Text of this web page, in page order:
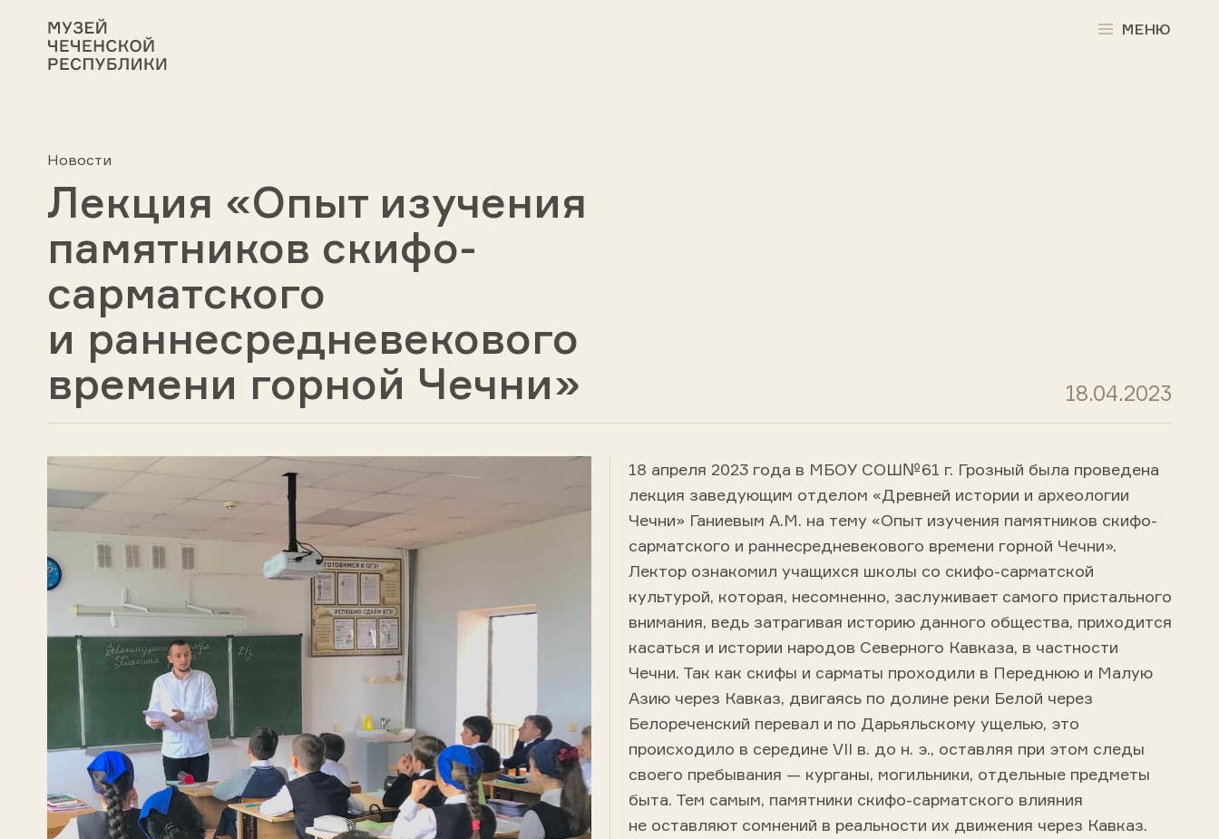
МЕНЮ
Новости
Лекция «Опыт изучения
памятников скифо-
сарматского
и раннесредневекового
времени горной Чечни»
18.04.2023
18 апреля 2023 года в МБОУ СОШ№61 г. Грозный была проведена
лекция заведующим отделом «Древней истории и археологии
Чечни» Ганиевым А.М. на тему «Опыт изучения памятников скифо-
сарматского и раннесредневекового времени горной Чечни».
Лектор ознакомил учащихся школы со скифо-сарматской
культурой, которая, несомненно, заслуживает самого пристального
внимания, ведь затрагивая историю данного общества, приходится
касаться и истории народов Северного Кавказа, в частности
Чечни. Так как скифы и сарматы проходили в Переднюю и Малую
Азию через Кавказ, двигаясь по долине реки Белой через
Белореченский перевал и по Дарьяльскому ущелью, это
происходило в середине VII в. до н. э., оставляя при этом следы
своего пребывания — курганы, могильники, отдельные предметы
быта. Тем самым, памятники скифо-сарматского влияния
не оставляют сомнений в реальности их движения через Кавказ.